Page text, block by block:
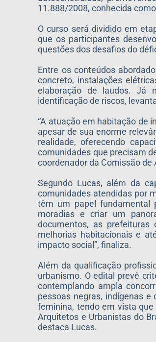
11.888/2008, conhecida
O curso será dividido em
que os participantes
questões dos desafios do
Entre os conteúdos
concreto, instalações
elaboração de laudos. Já
identificação de riscos,
“A atuação em habitação de
apesar de sua enorme
realidade, oferecendo
comunidades que precisam
coordenador da Comissão de
Segundo Lucas, além da
comunidades atendidas por
têm um papel fundamental
moradias e criar um
documentos, as prefeituras
melhorias habitacionais e
impacto social”, finaliza.
Além da qualificação
urbanismo. O edital prevê
contemplando ampla
pessoas negras, indígenas e
feminina, tendo em vista
Arquitetos e Urbanistas do
destaca Lucas.